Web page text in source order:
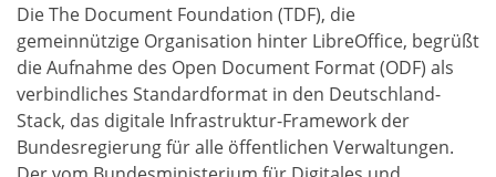
Die The Document Foundation (TDF), die
gemeinnützige Organisation hinter LibreOffice, begrüßt
die Aufnahme des Open Document Format (ODF) als
verbindliches Standardformat in den Deutschland-
Stack, das digitale Infrastruktur-Framework der
Bundesregierung für alle öffentlichen Verwaltungen.